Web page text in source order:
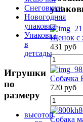
Щенок с
431 руб
Собачка
720 руб
Собака
Снеговики
Новогодняя
упаковка
Упаковка
в
детсады
Игрушки
по
размеру
высотой